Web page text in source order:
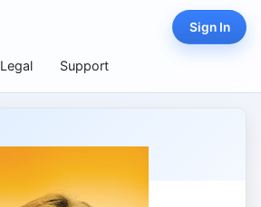
Legal Support
Sign In